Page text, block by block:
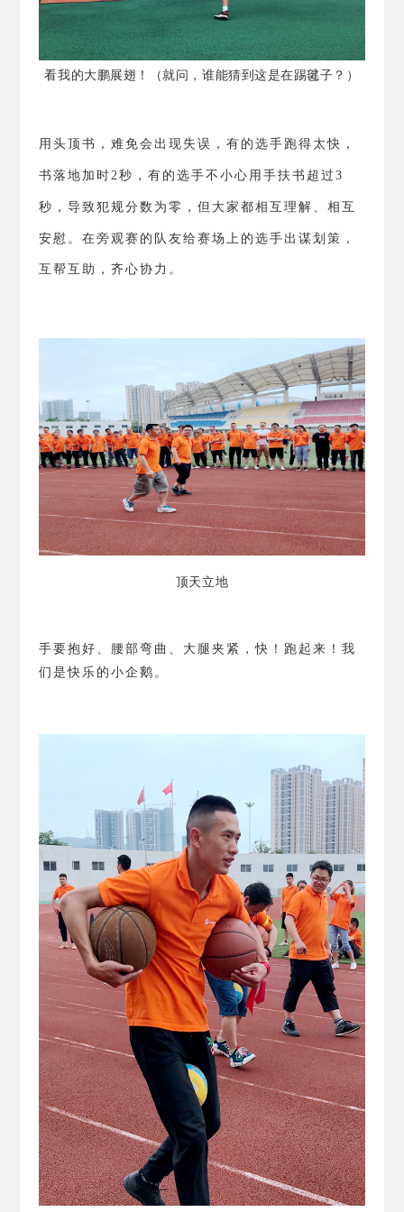
看我的大鹏展翅！（就问，谁能猜到这是在踢毽子？）
用头顶书，难免会出现失误，有的选手跑得太快，
书落地加时 2 秒，有的选手不小心用手扶书超过 3
秒，导致犯规分数为零，但大家都相互理解、相互
安慰。 在旁观赛的队友给赛场上的选手出谋划策，
互帮互助，齐心协力。
顶天立地
手要抱好、腰部弯曲、大腿夹紧，快！跑起来！我
们是快乐的小企鹅。